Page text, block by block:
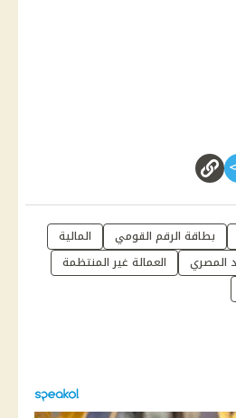
بطاقة الرقم القومي
المالية
المصري
العمالة غير المنتظمة